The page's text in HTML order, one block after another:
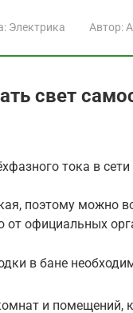
Электрика Автор:
свет
тока в
поэтому можно
от официальных
в бане
и помещений,